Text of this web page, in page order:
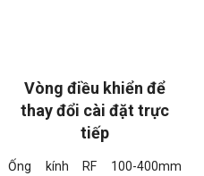
Vòng điều khiển để
thay đổi cài đặt trực
tiếp
Ống kính RF 100-400mm